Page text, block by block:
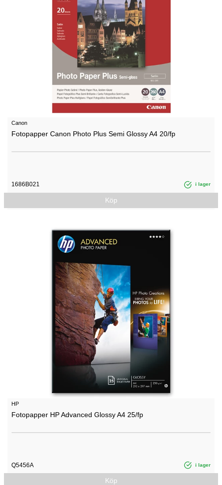
Canon
Fotopapper Canon Photo Plus Semi Glossy A4 20/fp
1686B021 i lager
Köp
HP
Fotopapper HP Advanced Glossy A4 25/fp
Q5456A i lager
Köp